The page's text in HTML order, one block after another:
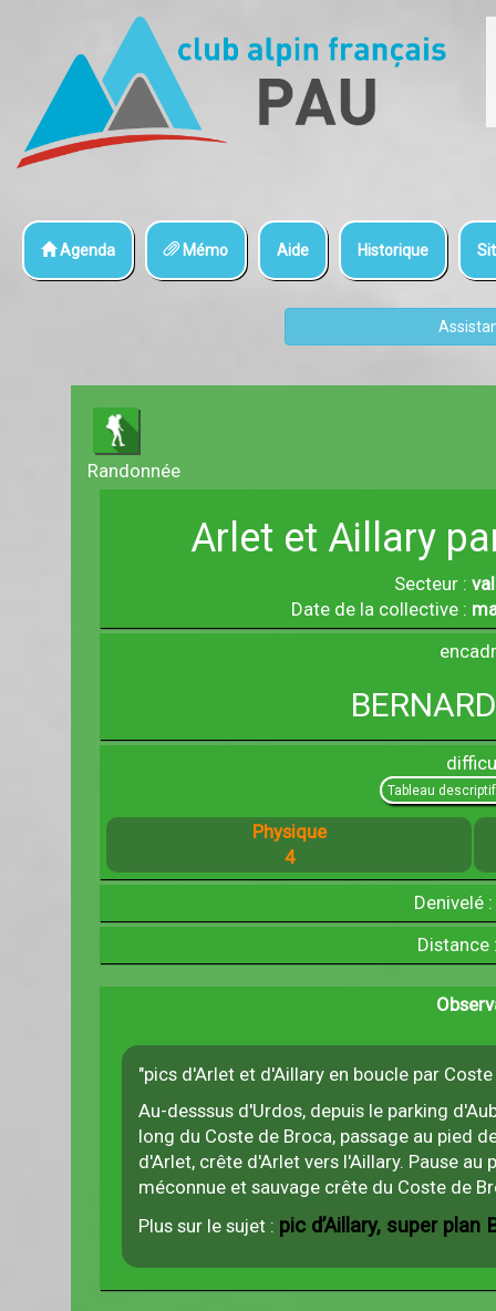
Agenda Mémo Aide Historique
Randonnée
Arlet et Aillary
Secteur :
Date de la collective :
Tableau
Physique
4
Denivelé
Distance
"pics d'Arlet et d'Aillary en boucle par
Au-desssus d'Urdos, depuis le parking
long du Coste de Broca, passage au pied
d'Arlet, crête d'Arlet vers l'Aillary. Pause au
méconnue et sauvage crête du Coste de
Plus sur le sujet : pic d’Aillary, super plan